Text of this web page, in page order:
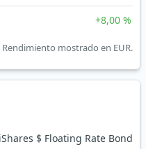
+8,00 %
Rendimiento mostrado en EUR.
$ Floating Rate Bond